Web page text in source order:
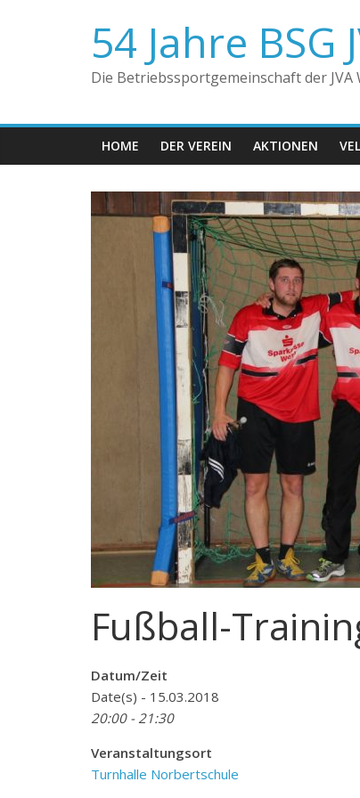
54 Jahre BSG
Die Betriebssportgemeinschaft der JVA
HOME DER VEREIN AKTIONEN
Fußball-
Datum/Zeit
Date(s) - 15.03.2018
20:00 - 21:30
Veranstaltungsort
Turnhalle Norbertschule